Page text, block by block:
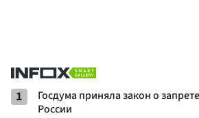
1
Госдума приняла закон о
России